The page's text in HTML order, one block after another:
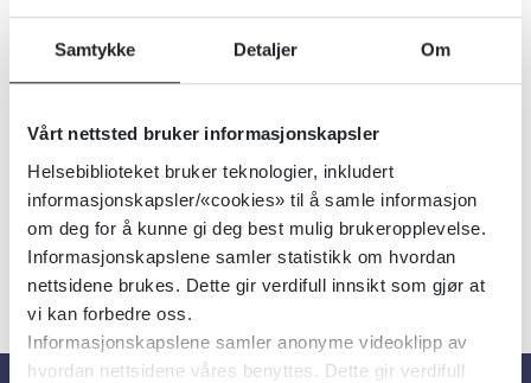
Samtykke Detaljer Om
Vårt nettsted bruker informasjonskapsler
Helsebiblioteket bruker teknologier, inkludert
informasjonskapsler/«cookies» til å samle informasjon
om deg for å kunne gi deg best mulig brukeropplevelse.
Informasjonskapslene samler statistikk om hvordan
nettsidene brukes. Dette gir verdifull innsikt som gjør at
vi kan forbedre oss.
Informasjonskapslene samler anonyme videoklipp av
hvordan nettsidene våres benyttes. Dette gir verdifull
Dokumenttype: Statistikk